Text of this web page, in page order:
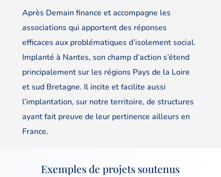
Après Demain finance et accompagne les
associations qui apportent des réponses
efficaces aux problématiques d’isolement social.
Implanté à Nantes, son champ d’action s’étend
principalement sur les régions Pays de la Loire
et sud Bretagne. Il incite et facilite aussi
l’implantation, sur notre territoire, de structures
ayant fait preuve de leur pertinence ailleurs en
France.
Exemples de projets soutenus